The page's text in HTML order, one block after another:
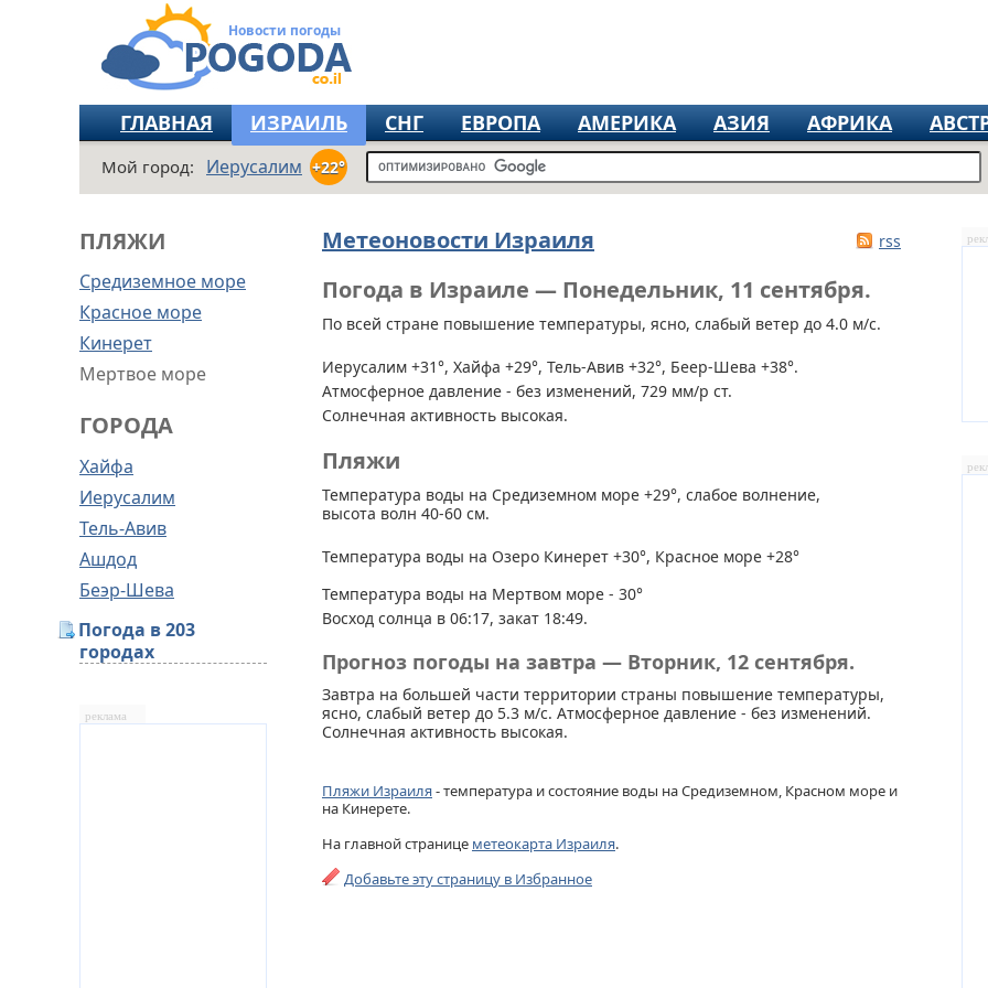
Новости погоды
ГЛАВНАЯ ИЗРАИЛЬ СНГ ЕВРОПА АМЕРИКА АЗИЯ АФРИКА
Мой город: Иерусалим +22°
ПЛЯЖИ
Средиземное море
Красное море
Кинерет
Мертвое море
ГОРОДА
Хайфа
Иерусалим
Тель-Авив
Ашдод
Беэр-Шева
Погода в 203
городах
реклама
Метеоновости Израиля rss
Погода в Израиле — Понедельник, 11 сентября.
По всей стране повышение температуры, ясно, слабый ветер до 4.0 м/с.
Иерусалим +31°, Хайфа +29°, Тель-Авив +32°, Беер-Шева +38°.
Атмосферное давление - без изменений, 729 мм/р ст.
Солнечная активность высокая.
Пляжи
Температура воды на Средиземном море +29°, слабое волнение,
высота волн 40-60 см.
Температура воды на Озеро Кинерет +30°, Красное море +28°
Температура воды на Мертвом море - 30°
Восход солнца в 06:17, закат 18:49.
Прогноз погоды на завтра — Вторник, 12 сентября.
Завтра на большей части территории страны повышение температуры,
ясно, слабый ветер до 5.3 м/с. Атмосферное давление - без изменений.
Солнечная активность высокая.
Пляжи Израиля- температура и состояние воды на Средиземном, Красном море и
на Кинерете.
На главной странице метеокарта Израиля.
Добавьте эту страницу в Избранное